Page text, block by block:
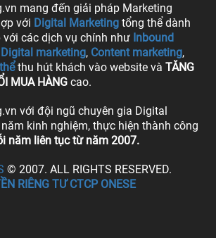
mang đến giải pháp Marketing
với Digital Marketing tổng thể dành
các dịch vụ chính như Inbound
marketing, Content marketing,
thu hút khách vào website và TĂNG
MUA HÀNG cao.
với đội ngũ chuyên gia Digital
kinh nghiệm, thực hiện thành công
năm liên tục từ năm 2007.
© 2007. ALL RIGHTS RESERVED.
RIÊNG TƯ CTCP ONESE